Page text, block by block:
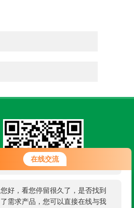
在线交流
您好！欢迎前来咨询，很高兴为您
服务，请问您要咨询什么问题呢？
您好，看您停留很久了，是否找到
了需求产品，您可以直接在线与我